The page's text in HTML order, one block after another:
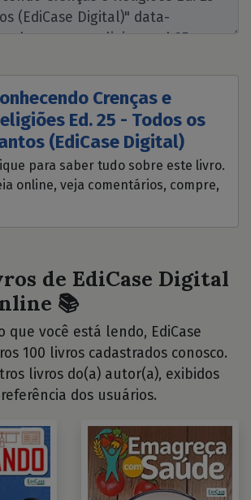
Crenças e
Ed. 25 - Todos os
(EdiCase Digital)
para saber tudo sobre este livro.
online, veja comentários, compre,
de EdiCase Digital
📚
que você está lendo, EdiCase
100 livros cadastrados conosco.
livros do(a) autor(a), exibidos
dos usuários.